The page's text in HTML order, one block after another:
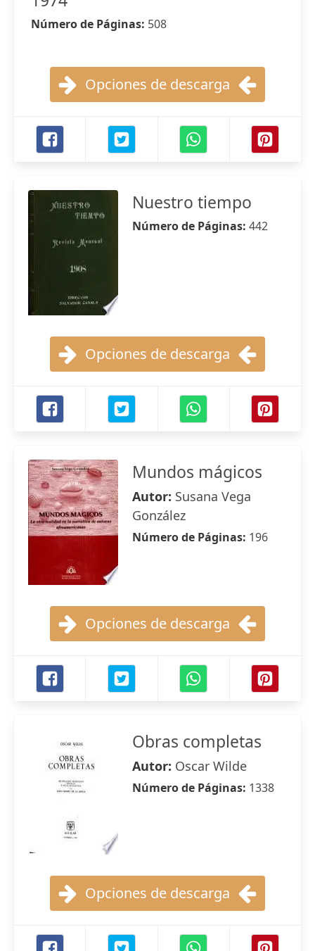
Número de Páginas: 508
Opciones de descarga
Nuestro tiempo
Número de Páginas: 442
Opciones de descarga
Mundos mágicos
Autor: Susana Vega
González
Número de Páginas: 196
Opciones de descarga
Obras completas
Autor: Oscar Wilde
Número de Páginas: 1338
Opciones de descarga